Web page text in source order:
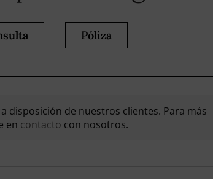
Póliza
disposición de nuestros clientes. Para más
en contacto con nosotros.